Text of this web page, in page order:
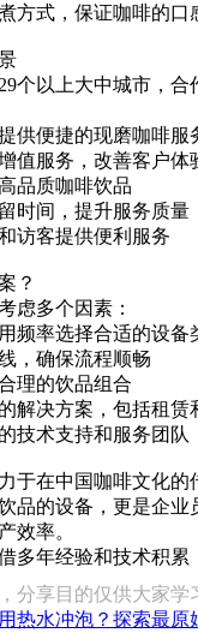
方式，保证咖啡的口
个以上大中城市，
供便捷的现磨咖啡服
值服务，改善客户体
品质咖啡饮品
时间，提升服务质量
访客提供便利服务
？
虑多个因素：
频率选择合适的设备
，确保流程顺畅
理的饮品组合
解决方案，包括租赁
技术支持和服务团队
于在中国咖啡文化
品的设备，更是企
效率。
多年经验和技术积
分享目的仅供大家学
热水冲泡？探索最原